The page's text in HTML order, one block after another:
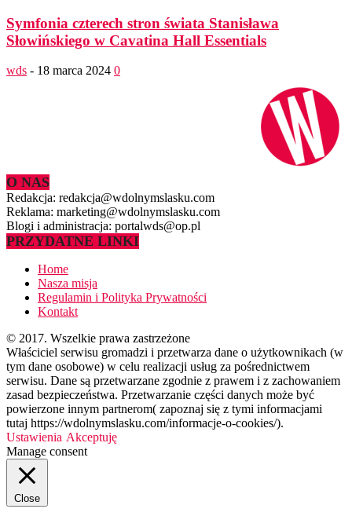
Symfonia czterech stron świata Stanisława
Słowińskiego w Cavatina Hall Essentials
wds - 18 marca 2024 0
O NAS
Redakcja: redakcja@wdolnymslasku.com
Reklama: marketing@wdolnymslasku.com
Blogi i administracja: portalwds@op.pl
PRZYDATNE LINKI
Home
Nasza misja
Regulamin i Polityka Prywatności
Kontakt
© 2017. Wszelkie prawa zastrzeżone
Właściciel serwisu gromadzi i przetwarza dane o użytkownikach (w
tym dane osobowe) w celu realizacji usług za pośrednictwem
serwisu. Dane są przetwarzane zgodnie z prawem i z zachowaniem
zasad bezpieczeństwa. Przetwarzanie części danych może być
powierzone innym partnerom( zapoznaj się z tymi informacjami
tutaj https://wdolnymslasku.com/informacje-o-cookies/).
Ustawienia Akceptuję
Manage consent
Close